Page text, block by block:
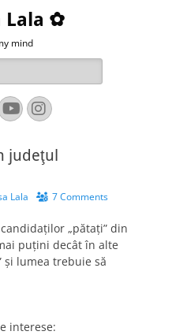
Lala ✿
mind
YouTube
Instagram
judeţul
Lala 7 Comments
„pătaţi” din
puţini decât în alte
şi lumea trebuie să
interese: